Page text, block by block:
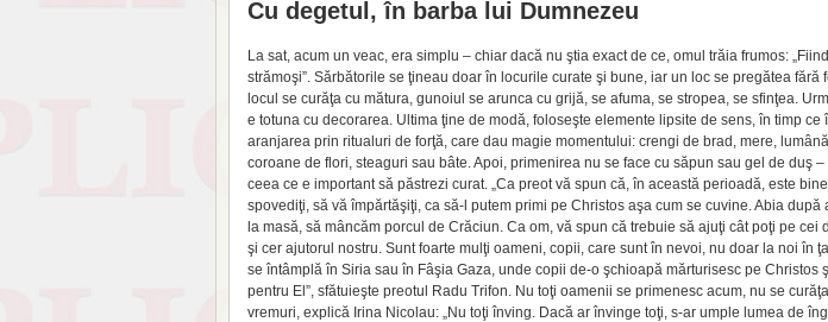
Cu degetul, în barba lui Dumnezeu
La sat, acum un veac, era simplu – chiar dacă nu ştia exact de ce, omul trăia frumos:
strămoşi”. Sărbătorile se ţineau doar în locurile curate şi bune, iar un loc se pregătea fără
locul se curăţa cu mătura, gunoiul se arunca cu grijă, se afuma, se stropea, se sfinţea.
e totuna cu decorarea. Ultima ţine de modă, foloseşte elemente lipsite de sens, în timp
aranjarea prin ritualuri de forţă, care dau magie momentului: crengi de brad, mere,
coroane de flori, steaguri sau bâte. Apoi, primenirea nu se face cu săpun sau gel de duş
ceea ce e important să păstrezi curat. „Ca preot vă spun că, în această perioadă, este
spovediţi, să vă împărtăşiţi, ca să-l putem primi pe Christos aşa cum se cuvine. Abia după
la masă, să mâncăm porcul de Crăciun. Ca om, vă spun că trebuie să ajuţi cât poţi pe cei
şi cer ajutorul nostru. Sunt foarte mulţi oameni, copii, care sunt în nevoi, nu doar la noi în
se întâmplă în Siria sau în Fâşia Gaza, unde copii de-o şchioapă mărturisesc pe Christos
pentru El”, sfătuieşte preotul Radu Trifon. Nu toţi oamenii se primenesc acum, nu se
vremuri, explică Irina Nicolau: „Nu toţi înving. Dacă ar învinge toţi, s-ar umple lumea de